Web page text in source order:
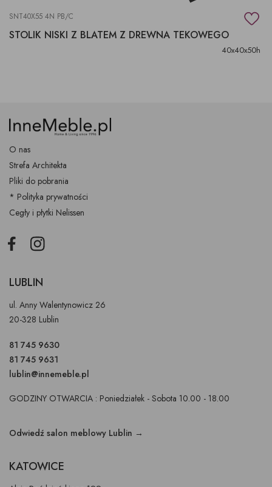
SNT40X55 4N PB/C
STOLIK NISKI Z BLATEM Z DREWNA TEKOWEGO
40x40x50h
O nas
Strefa Architekta
Pliki do pobrania
* Polityka prywatności
Cegły i płytki Nelissen
FacebookInstagram
LUBLIN
ul. Anny Walentynowicz 26
20-328 Lublin
81 745 9630
81 745 9631
lublin@innemeble.pl
GODZINY OTWARCIA : Poniedziałek - Sobota 10.00 - 18.00
Odwiedź salon meblowy Lublin →
KATOWICE